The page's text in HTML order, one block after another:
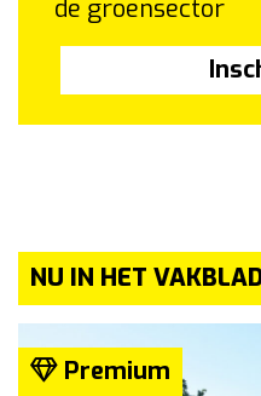
de groensector
NU IN HET
Premium